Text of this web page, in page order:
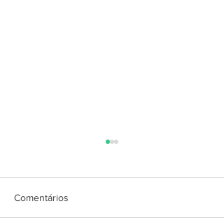
Comentários